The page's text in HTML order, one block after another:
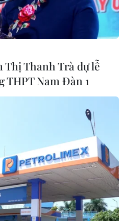
Thị Thanh Trà dự lễ
THPT Nam Đàn 1